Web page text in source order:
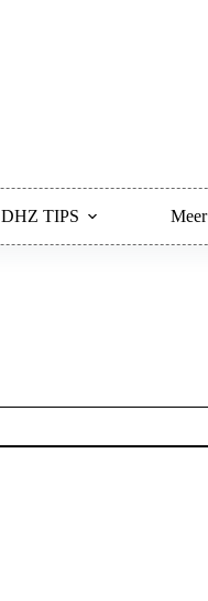
DHZ TIPS Meer